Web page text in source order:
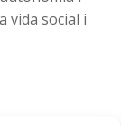
vida social i